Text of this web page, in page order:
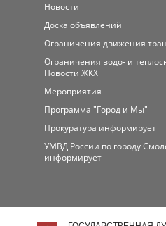
Новости
Доска объявлений
Ограничения движения
Ограничения водо- и
Новости ЖКХ
Мероприятия
Программа "Город и Мы"
Прокуратура информирует
УМВД России по городу
информирует